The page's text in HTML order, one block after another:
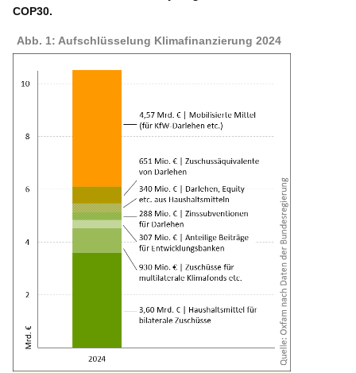
COP30.
Abb. 1: Aufschlüsselung Klimafinanzierung 2024